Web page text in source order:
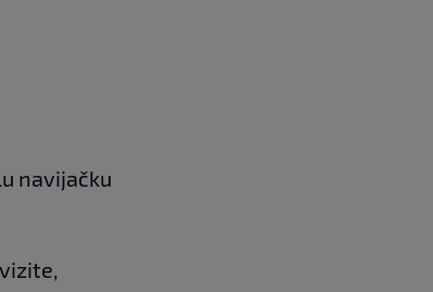
navijačku